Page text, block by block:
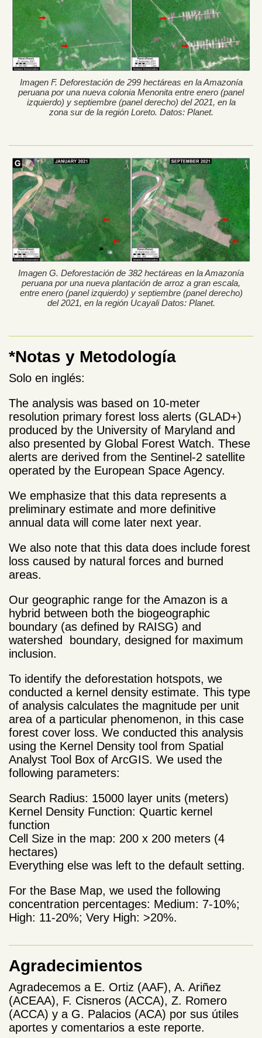
Imagen F. Deforestación de 299 hectáreas en la Amazonía
peruana por una nueva colonia Menonita entre enero (panel
izquierdo) y septiembre (panel derecho) del 2021, en la
zona sur de la región Loreto. Datos: Planet.
Imagen G. Deforestación de 382 hectáreas en la Amazonía
peruana por una nueva plantación de arroz a gran escala,
entre enero (panel izquierdo) y septiembre (panel derecho)
del 2021, en la región Ucayali Datos: Planet.
*Notas y Metodología
Solo en inglés:
The analysis was based on 10-meter
resolution primary forest loss alerts (GLAD+)
produced by the University of Maryland and
also presented by Global Forest Watch. These
alerts are derived from the Sentinel-2 satellite
operated by the European Space Agency.
We emphasize that this data represents a
preliminary estimate and more definitive
annual data will come later next year.
We also note that this data does include forest
loss caused by natural forces and burned
areas.
Our geographic range for the Amazon is a
hybrid between both the biogeographic
boundary (as defined by RAISG) and
watershed boundary, designed for maximum
inclusion.
To identify the deforestation hotspots, we
conducted a kernel density estimate. This type
of analysis calculates the magnitude per unit
area of a particular phenomenon, in this case
forest cover loss. We conducted this analysis
using the Kernel Density tool from Spatial
Analyst Tool Box of ArcGIS. We used the
following parameters:
Search Radius: 15000 layer units (meters)
Kernel Density Function: Quartic kernel
function
Cell Size in the map: 200 x 200 meters (4
hectares)
Everything else was left to the default setting.
For the Base Map, we used the following
concentration percentages: Medium: 7-10%;
High: 11-20%; Very High: >20%.
Agradecimientos
Agradecemos a E. Ortiz (AAF), A. Ariñez
(ACEAA), F. Cisneros (ACCA), Z. Romero
(ACCA) y a G. Palacios (ACA) por sus útiles
aportes y comentarios a este reporte.